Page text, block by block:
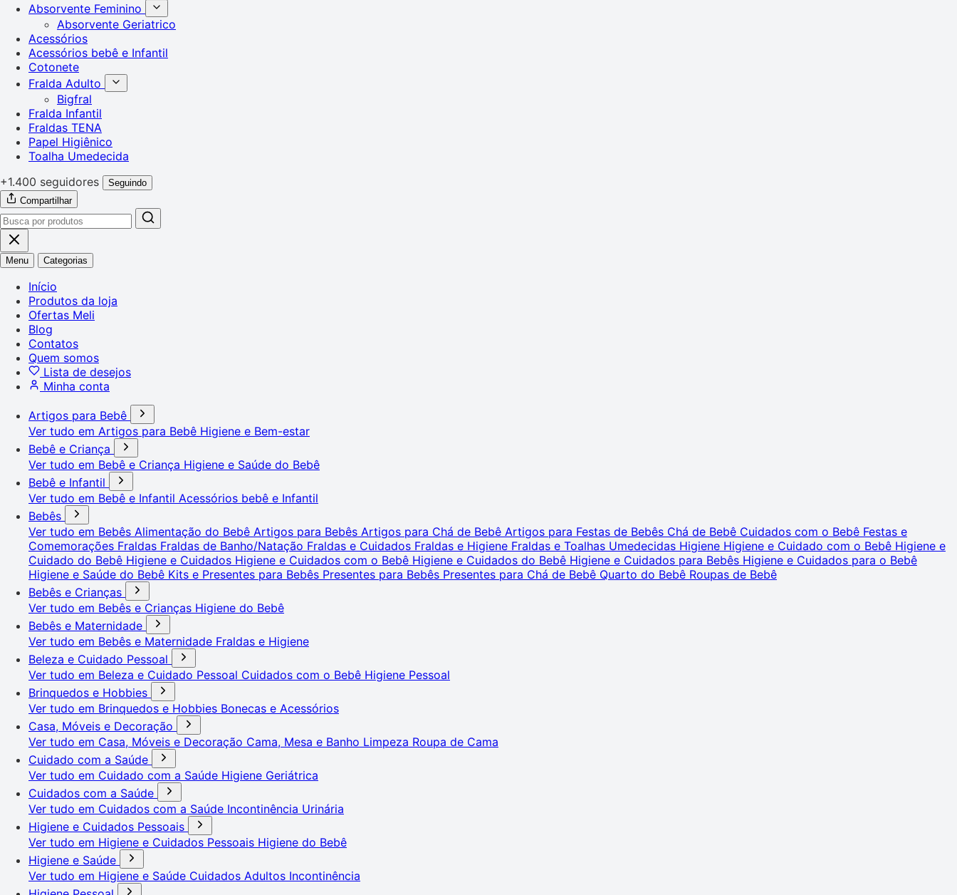
Absorvente Feminino
Absorvente Geriatrico
Acessórios
Acessórios bebê e Infantil
Cotonete
Fralda Adulto
Bigfral
Fralda Infantil
Fraldas TENA
Papel Higiênico
Toalha Umedecida
+1.400 seguidores
Seguindo
Compartilhar
Menu Categorias
Início
Produtos da loja
Ofertas Meli
Blog
Contatos
Quem somos
Lista de desejos
Minha conta
Artigos para Bebê
Ver tudo em Artigos para Bebê Higiene e Bem-estar
Bebê e Criança
Ver tudo em Bebê e Criança Higiene e Saúde do Bebê
Bebê e Infantil
Ver tudo em Bebê e Infantil Acessórios bebê e Infantil
Bebês
Ver tudo em Bebês Alimentação do Bebê Artigos para Bebês Artigos para Chá de Bebê Artigos para Festas de Bebês Chá de Bebê Cuidados com o Bebê Festas e
Comemorações Fraldas Fraldas de Banho/Natação Fraldas e Cuidados Fraldas e Higiene Fraldas e Toalhas Umedecidas Higiene Higiene e Cuidado com o Bebê Higiene e
Cuidado do Bebê Higiene e Cuidados Higiene e Cuidados com o Bebê Higiene e Cuidados do Bebê Higiene e Cuidados para Bebês Higiene e Cuidados para o Bebê
Higiene e Saúde do Bebê Kits e Presentes para Bebês Presentes para Bebês Presentes para Chá de Bebê Quarto do Bebê Roupas de Bebê
Bebês e Crianças
Ver tudo em Bebês e Crianças Higiene do Bebê
Bebês e Maternidade
Ver tudo em Bebês e Maternidade Fraldas e Higiene
Beleza e Cuidado Pessoal
Ver tudo em Beleza e Cuidado Pessoal Cuidados com o Bebê Higiene Pessoal
Brinquedos e Hobbies
Ver tudo em Brinquedos e Hobbies Bonecas e Acessórios
Casa, Móveis e Decoração
Ver tudo em Casa, Móveis e Decoração Cama, Mesa e Banho Limpeza Roupa de Cama
Cuidado com a Saúde
Ver tudo em Cuidado com a Saúde Higiene Geriátrica
Cuidados com a Saúde
Ver tudo em Cuidados com a Saúde Incontinência Urinária
Higiene e Cuidados Pessoais
Ver tudo em Higiene e Cuidados Pessoais Higiene do Bebê
Higiene e Saúde
Ver tudo em Higiene e Saúde Cuidados Adultos Incontinência